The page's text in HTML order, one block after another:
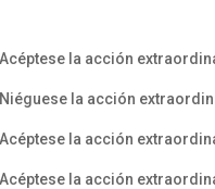
la acción
Niéguese la acción
Acéptese la acción
Acéptese la acción